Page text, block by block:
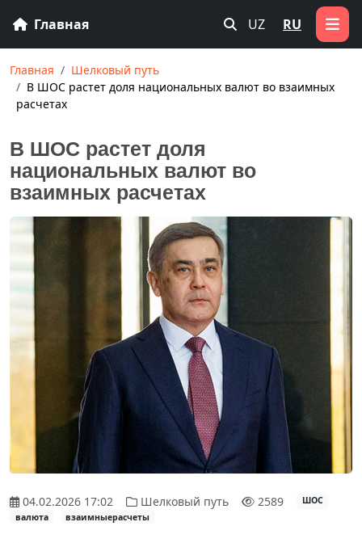
Главная UZ RU
Главная
Шелковый путь
В ШОС растет доля национальных валют во взаимных
расчетах
В ШОС растет доля
национальных валют во
взаимных расчетах
04.02.2026 17:02 Шелковый путь 2589
ШОС
валюта
взаимныерасчеты